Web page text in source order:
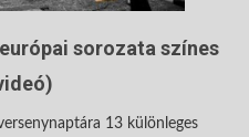
sorozata színes
13 különleges